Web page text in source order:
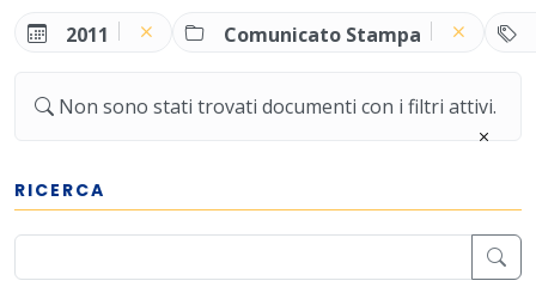
2011 Comunicato Stampa
Non sono stati trovati documenti con i filtri attivi.
RICERCA